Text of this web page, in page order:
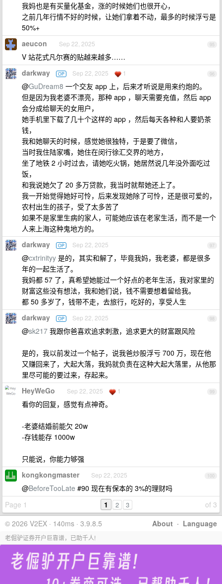
我妈也是有买量化基金，涨的时候她们也很开心，
之前几年行情不好的时候，让她们拿着不动，最多的时候浮亏是
50%+
95
aeucon Sep 22, 2025
V 站花式凡尔赛的贴越来越多……
96
darkway OP Sep 22, 2025 1
@GuDream8 一个交友 app 上，后来才听说是用来约炮的。
但是因为我老婆不漂亮，那种 app ，聊天需要充值，然后 app
会分成给聊天的女用户，
她手机里下载了几十个这样的 app ，然后每天各种和人要奶茶
钱，
我和她聊天的时候，感觉她很独特，于是要了微信，
当时我住陆家嘴，她住在闵行徐汇交界的地方，
坐了地铁 2 小时过去，请她吃火锅，她居然说几年没外面吃过
饭，
和我说她欠了 20 多万贷款，我当时就帮她还上了。
我一开始觉得她好可怜，后来发现她除了可怜，还是很可爱的，
农村出生的孩子，受了太多苦了
如果不是家里生病的家人，可能她应该在老家生活，而不是一个
人来上海这种鬼地方的。
97
darkway OP Sep 22, 2025
@cxtrinityy 是的，其实和解了，毕竟我妈，我老婆，都是很多
年的一起生活了。
我妈都 57 了，真希望她能过一个好点的老年生活，我对家里的
财富这些没有想法，我和她们说，钱不需要想着留给我。
都 50 多岁了，钱带不走，去旅行，吃好的，享受人生
98
darkway OP Sep 22, 2025
@sk217 我跟你爸喜欢追求刺激，追求更大的财富跟风险
是的，我以前发过一个帖子，说我爸炒股浮亏 700 万，现在他
又赚回来了，大起大落，我妈就负责在这种大起大落里，从他那
里尽可能的要过来，存起来。
99
HeyWeGo Sep 22, 2025 1
看你的回复，感觉有点神奇。
-老婆结婚前能欠 20w
-存钱能存 1000w
只能说，你能力够强
100
kongkongmaster Sep 22, 2025
@BeforeTooLate #90 现在有保本的 3%的理财吗
Page 1
of 3
1 2 3
About · Language
© 2026 V2EX · 140ms · 3.9.8.5
老倔驴证券开户巨靠谱，已助千人!